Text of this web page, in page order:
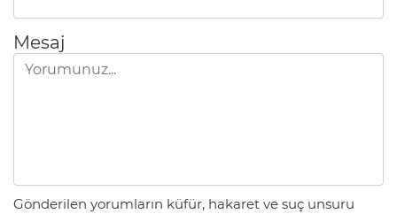
Mesaj
Gönderilen yorumların küfür, hakaret ve suç unsuru